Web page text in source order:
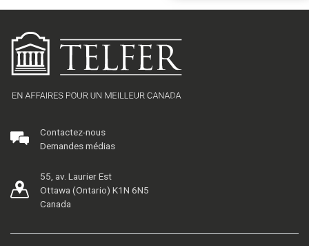
Contactez-nous
Demandes médias
55, av. Laurier Est
Ottawa (Ontario) K1N 6N5
Canada